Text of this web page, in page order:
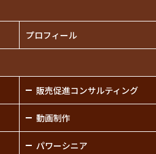
プロフィール
販売促進コンサルティング
動画制作
パワーシニア